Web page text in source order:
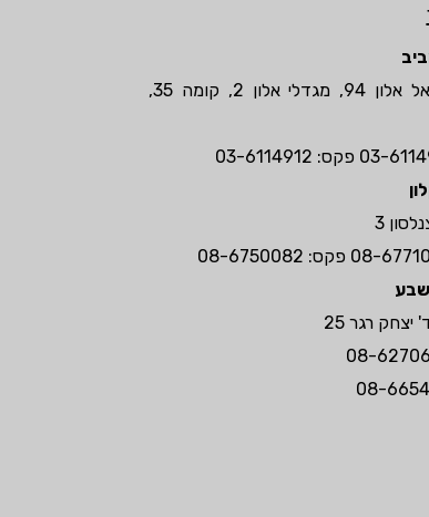
כתובת: יגאל אלון 94, מגדלי אלון 2, קומה 35,
03- פקס: 03-6114912
3
08- פקס: 08-6750082
שבע
רגר 25
08-